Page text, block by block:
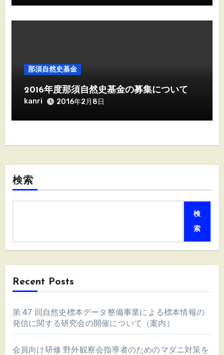
那須自然史基金
2016年度那須自然史基金の募集について
kanri 2016年2月8日
検索
検
索
Recent Posts
第 47 回自然史標本データ整備事業による標本情報の
発信に関する研究会の開催について（案内）
会員向け研修 野外観察会指導者のためのマダニ対策を